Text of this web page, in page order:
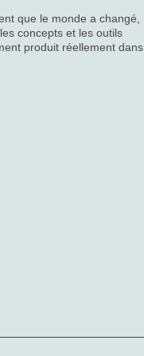
que le monde a changé,
concepts et les outils
produit réellement dans